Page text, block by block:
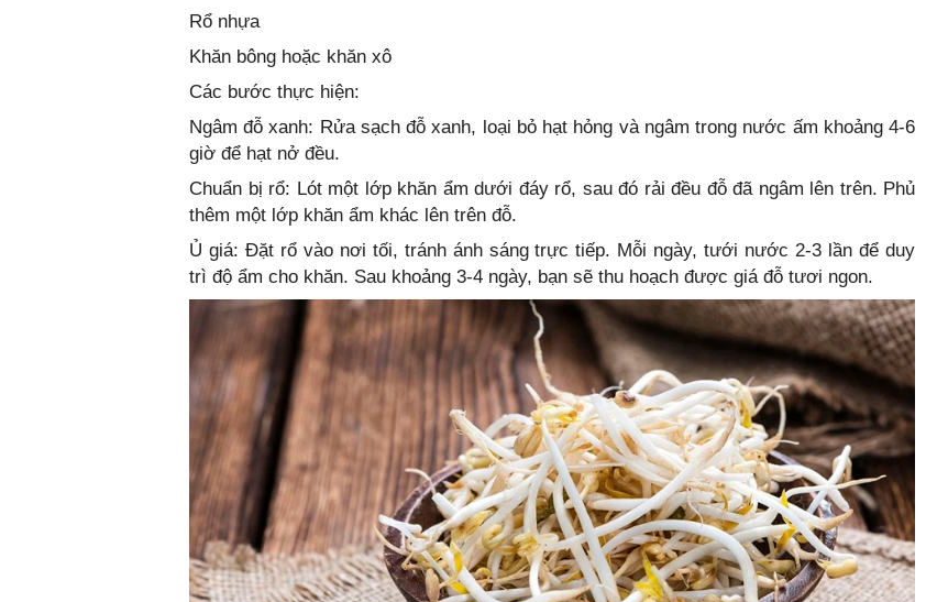
Rổ nhựa
Khăn bông hoặc khăn xô
Các bước thực hiện:
Ngâm đỗ xanh: Rửa sạch đỗ xanh, loại bỏ hạt hỏng và ngâm trong nước ấm khoảng 4-6
giờ để hạt nở đều.
Chuẩn bị rổ: Lót một lớp khăn ẩm dưới đáy rổ, sau đó rải đều đỗ đã ngâm lên trên. Phủ
thêm một lớp khăn ẩm khác lên trên đỗ.
Ủ giá: Đặt rổ vào nơi tối, tránh ánh sáng trực tiếp. Mỗi ngày, tưới nước 2-3 lần để duy
trì độ ẩm cho khăn. Sau khoảng 3-4 ngày, bạn sẽ thu hoạch được giá đỗ tươi ngon.